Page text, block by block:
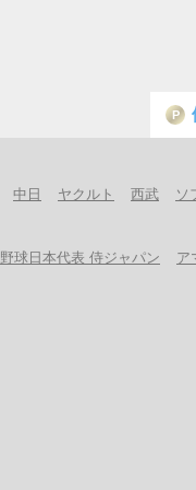
P
中日 ヤクルト 西武 ソ
野球日本代表 侍ジャパン ア